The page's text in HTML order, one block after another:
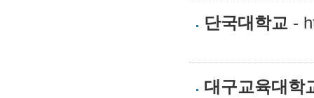
단국대학교 -
대구교육대학